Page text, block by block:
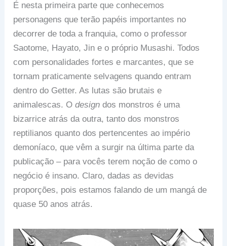
É nesta primeira parte que conhecemos
personagens que terão papéis importantes no
decorrer de toda a franquia, como o professor
Saotome, Hayato, Jin e o próprio Musashi. Todos
com personalidades fortes e marcantes, que se
tornam praticamente selvagens quando entram
dentro do Getter. As lutas são brutais e
animalescas. Odesign dos monstros é uma
bizarrice atrás da outra, tanto dos monstros
reptilianos quanto dos pertencentes ao império
demoníaco, que vêm a surgir na última parte da
publicação – para vocês terem noção de como o
negócio é insano. Claro, dadas as devidas
proporções, pois estamos falando de um mangá de
quase 50 anos atrás.